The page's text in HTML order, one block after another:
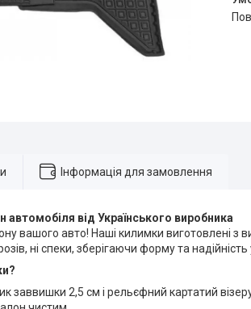
Інформація для замовлення
автомобіля від Українського виробника
вашого авто! Наші килимки виготовлені з
ні спеки, зберігаючи форму та
заввишки 2,5 см і рельєфний картатий